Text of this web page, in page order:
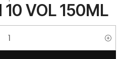
10 VOL 150ML